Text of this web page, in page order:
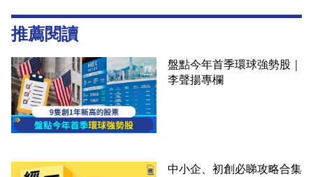
推薦閱讀
盤點今年首季環球強勢股｜
李聲揚專欄
中小企、初創必睇攻略合集